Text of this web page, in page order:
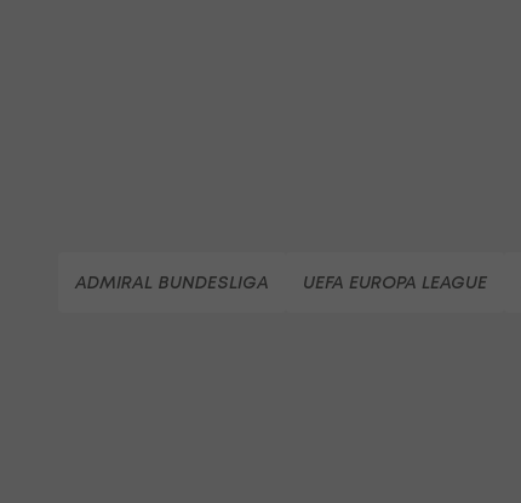
ADMIRAL BUNDESLIGA UEFA EUROPA LEAGUE